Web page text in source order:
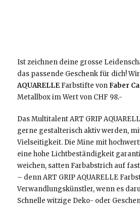
Ist zeichnen deine grosse
das passende Geschenk für dich!
AQUARELLEFarbstifte von Faber
Metallbox im Wert von CHF 98.-
Das Multitalent ART GRIP
gerne gestalterisch aktiv werden,
Vielseitigkeit. Die Mine mit
eine hohe Lichtbeständigkeit
weichen, satten Farbabstrich auf
– denn ART GRIP AQUARELLE
Verwandlungskünstler, wenn es
Schnelle witzige Deko- oder